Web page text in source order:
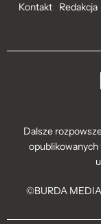
Kontakt Redakcja
Dalsze
opublikowanych
©BURDA